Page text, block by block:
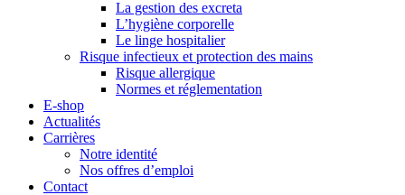
La gestion des excreta
L’hygiène corporelle
Le linge hospitalier
Risque infectieux et protection des mains
Risque allergique
Normes et réglementation
E-shop
Actualités
Carrières
Notre identité
Nos offres d’emploi
Contact